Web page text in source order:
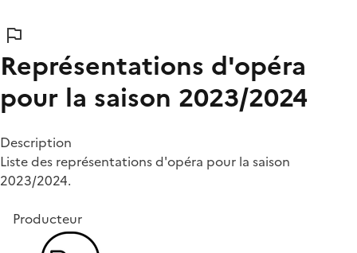
Représentations d'opéra
pour la saison 2023/2024
Description
Liste des représentations d'opéra pour la saison
2023/2024.
Producteur